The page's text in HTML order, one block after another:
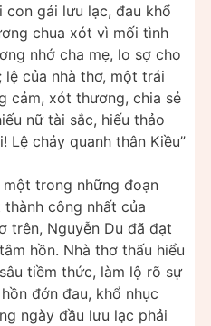
con gái lưu lạc, đau khổ
chua xót vì mối tình
nhớ cha mẹ, lo sợ cho
lệ của nhà thơ, một trái
cảm, xót thương, chia sẻ
nữ tài sắc, hiếu thảo
Lệ chảy quanh thân Kiều”
trong những đoạn
công nhất của
trên, Nguyễn Du đã đạt
hồn. Nhà thơ thấu hiểu
tiềm thức, làm lộ rõ sự
đớn đau, khổ nhục
ngày đầu lưu lạc phải